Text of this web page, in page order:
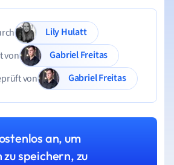
Lily Hulatt
von
Gabriel Freitas
von
Gabriel Freitas
an, um
speichern, zu